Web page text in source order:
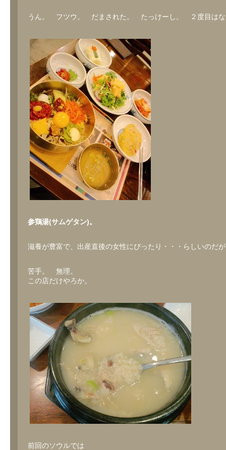
うん。 フツウ。 だまされた。 たっけーし。 ２度目はな
参鶏湯(サムゲタン)。
滋養が豊富で、出産直後の女性にぴったり・・・らしいのだ
苦手。 無理。
この店だけやろか。
前回のソウルでは